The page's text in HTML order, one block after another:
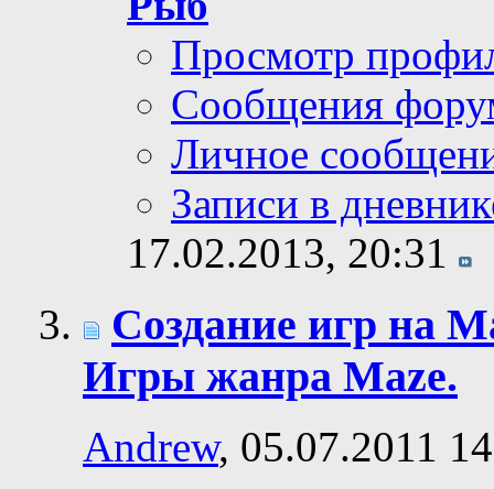
Просмотр
Сообщения
Личное
Записи в
17.02.2013, 20:31
Создание игр на
Игры жанра Maze.
Andrew, 05.07.2011